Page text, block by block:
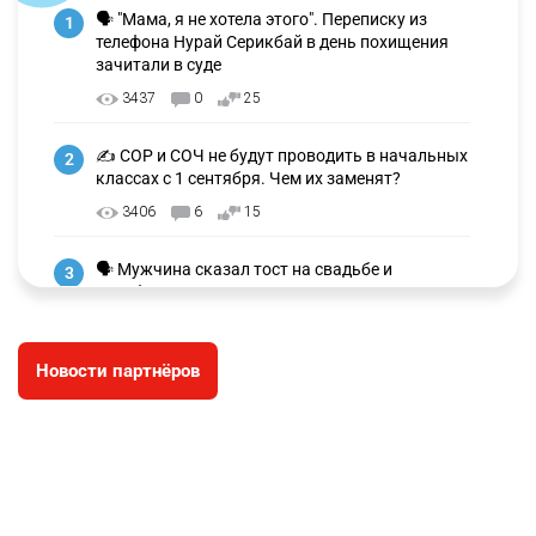
1
🗣 "Мама, я не хотела этого". Переписку из
телефона Нурай Серикбай в день похищения
зачитали в суде
3437 0 25
2
✍️ СОР и СОЧ не будут проводить в начальных
классах с 1 сентября. Чем их заменят?
3406 6 15
3
🗣 Мужчина сказал тост на свадьбе и
заработал уголовное дело
🐏 Скота больше, а мясо дороже. Почему в
Казахстане продолжают расти цены на
Новости партнёров